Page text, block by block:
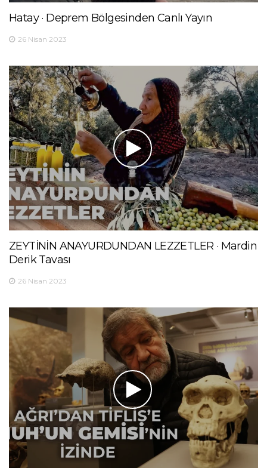
Hatay · Deprem Bölgesinden Canlı Yayın
26 Nisan 2023
ZEYTİNİN ANAYURDUNDAN LEZZETLER · Mardin
Derik Tavası
26 Nisan 2023